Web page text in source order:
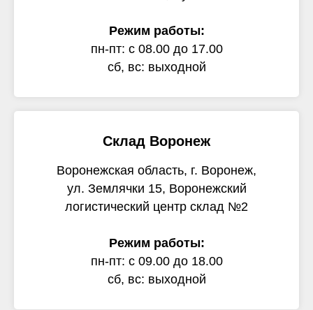
Режим работы:
пн-пт: с 08.00 до 17.00
сб, вс: выходной
Склад Воронеж
Воронежская область, г. Воронеж,
ул. Землячки 15, Воронежский
логистический центр склад №2
Режим работы:
пн-пт: с 09.00 до 18.00
сб, вс: выходной